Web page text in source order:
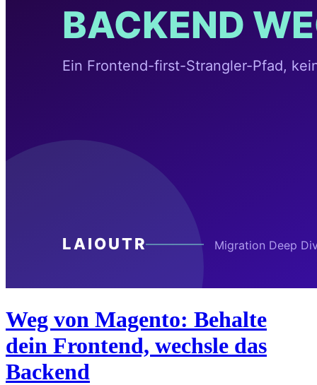
Weg von Magento: Behalte
dein Frontend, wechsle das
Backend